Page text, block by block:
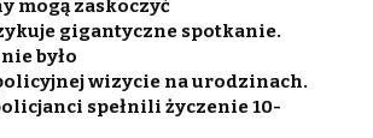
mogą zaskoczyć
gigantyczne spotkanie.
było
wizycie na urodzinach.
spełnili życzenie 10-